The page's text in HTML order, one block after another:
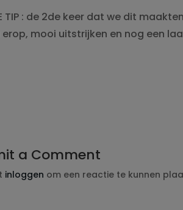
TIP : de 2de keer dat we dit
mooi uitstrijken en nog een
a Comment
inloggen om een reactie te kunnen